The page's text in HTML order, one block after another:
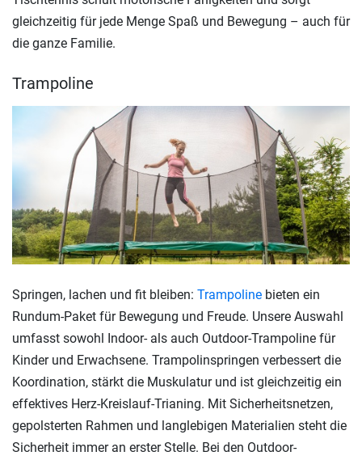
gleichzeitig für jede Menge Spaß und Bewegung – auch für
die ganze Familie.
Trampoline
Springen, lachen und fit bleiben: Trampoline bieten ein
Rundum-Paket für Bewegung und Freude. Unsere Auswahl
umfasst sowohl Indoor- als auch Outdoor-Trampoline für
Kinder und Erwachsene. Trampolinspringen verbessert die
Koordination, stärkt die Muskulatur und ist gleichzeitig ein
effektives Herz-Kreislauf-Trianing. Mit Sicherheitsnetzen,
gepolsterten Rahmen und langlebigen Materialien steht die
Sicherheit immer an erster Stelle. Bei den Outdoor-